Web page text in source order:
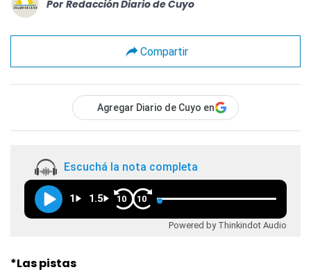
Por Redacción Diario de Cuyo
Compartir
Agregar Diario de Cuyo en
Escuchá la nota completa
1 1.5 10 10
Powered by Thinkindot Audio
*Las pistas